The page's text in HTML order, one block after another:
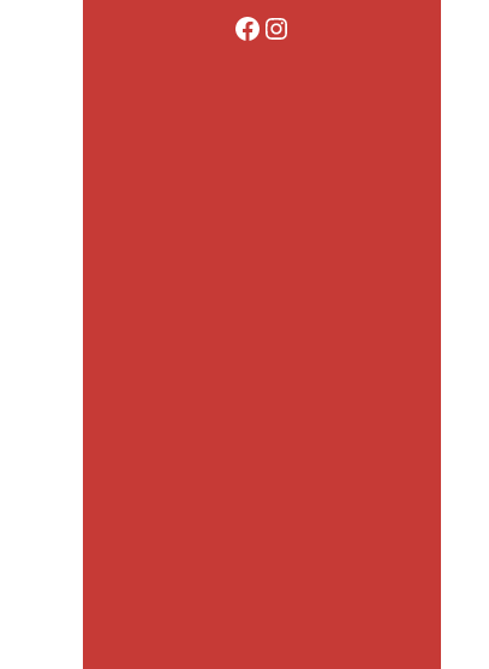
Folge uns auf Facebook Folge uns auf Instagram